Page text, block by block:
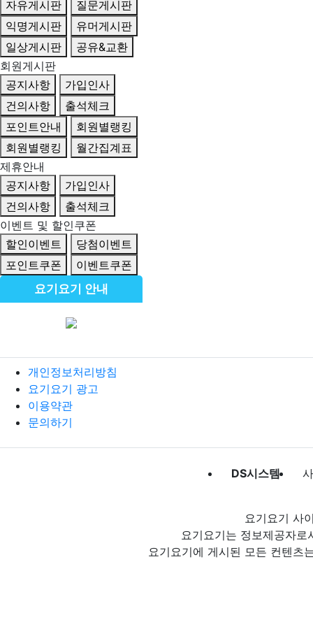
자유게시판
질문게시판
익명게시판
유머게시판
일상게시판
공유&교환
회원게시판
공지사항
가입인사
건의사항
출석체크
포인트안내
회원별랭킹
회원별랭킹
월간집계표
제휴안내
공지사항
가입인사
건의사항
출석체크
이벤트 및 할인쿠폰
할인이벤트
당첨이벤트
포인트쿠폰
이벤트쿠폰
요기요기 안내
개인정보처리방침
요기요기 광고
이용약관
문의하기
DS시스템
요기요기 사
요기요기는 정보제공자
요기요기에 게시된 모든 컨텐츠